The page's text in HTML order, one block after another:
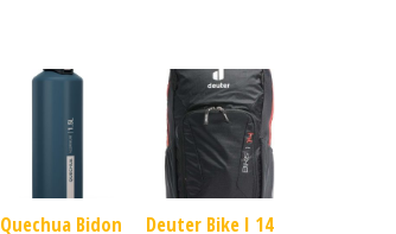
Quechua Bidon
Deuter Bike I 14